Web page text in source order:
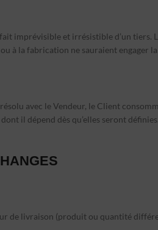
imprévisible et irrésistible d’un
à la fabrication ne sauraient engager
avec le Vendeur, le Client
il dépend dès qu’elles seront
de livraison (produit ou quantité